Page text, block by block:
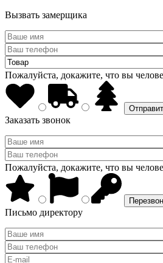
Вызвать замерщика
Пожалуйста, докажите, что вы
Заказать звонок
Пожалуйста, докажите, что вы
Письмо директору